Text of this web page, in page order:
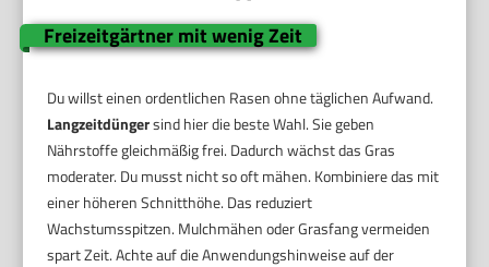
Freizeitgärtner mit wenig Zeit
Du willst einen ordentlichen Rasen ohne täglichen Aufwand.
Langzeitdüngersind hier die beste Wahl. Sie geben
Nährstoffe gleichmäßig frei. Dadurch wächst das Gras
moderater. Du musst nicht so oft mähen. Kombiniere das mit
einer höheren Schnitthöhe. Das reduziert
Wachstumsspitzen. Mulchmähen oder Grasfang vermeiden
spart Zeit. Achte auf die Anwendungshinweise auf der